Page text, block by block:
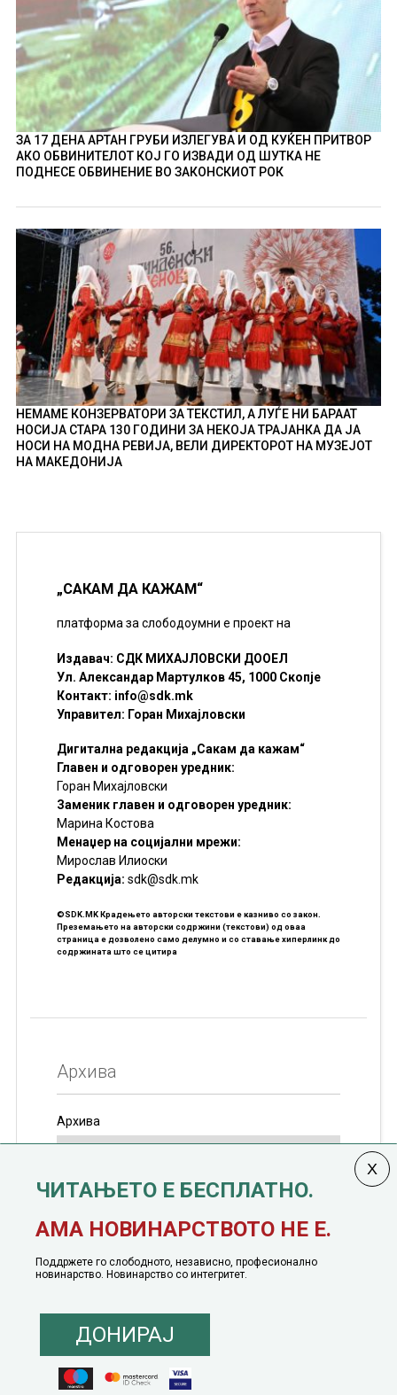
ЗА 17 ДЕНА АРТАН ГРУБИ ИЗЛЕГУВА И ОД КУЌЕН ПРИТВОР
АКО ОБВИНИТЕЛОТ КОЈ ГО ИЗВАДИ ОД ШУТКА НЕ
ПОДНЕСЕ ОБВИНЕНИЕ ВО ЗАКОНСКИОТ РОК
НЕМАМЕ КОНЗЕРВАТОРИ ЗА ТЕКСТИЛ, А ЛУЃЕ НИ БАРААТ
НОСИЈА СТАРА 130 ГОДИНИ ЗА НЕКОЈА ТРАЈАНКА ДА ЈА
НОСИ НА МОДНА РЕВИЈА, ВЕЛИ ДИРЕКТОРОТ НА МУЗЕЈОТ
НА МАКЕДОНИЈА
„САКАМ ДА КАЖАМ“
платформа за слободоумни е проект на
Издавач: СДК МИХАЈЛОВСКИ ДООЕЛ
Ул. Александар Мартулков 45, 1000 Скопје
Контакт: info@sdk.mk
Управител: Горан Михајловски
Дигитална редакција „Сакам да кажам“
Главен и одговорен уредник:
Горан Михајловски
Заменик главен и одговорен уредник:
Марина Костова
Менаџер на социјални мрежи:
Мирослав Илиоски
Редакцијa: sdk@sdk.mk
©SDK.MK Крадењето авторски текстови е казниво со закон.
Преземањето на авторски содржини (текстови) од оваа
страница е дозволено само делумно и со ставање хиперлинк до
содржината што се цитира
Архива
Архива
јануари, 1991 година
© 2016 - 2026 Сакам Да Кажам. Сите права задржани |
Понуда за политичко рекламирање
Политика на инклузија |Кодекс на однесување
ЧИТАЊЕТО Е БЕСПЛАТНО.
АМА НОВИНАРСТВОТО НЕ Е.
Поддржете го слободното, независно, професионално
новинарство. Новинарство со интегритет.
ДОНИРАЈ